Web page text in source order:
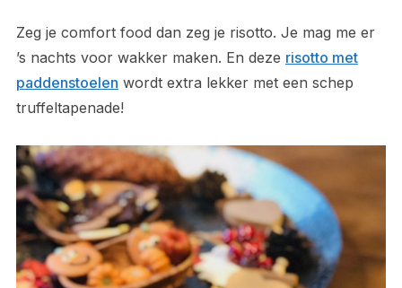
Zeg je comfort food dan zeg je risotto. Je mag me er
’s nachts voor wakker maken. En deze risotto met
paddenstoelen wordt extra lekker met een schep
truffeltapenade!